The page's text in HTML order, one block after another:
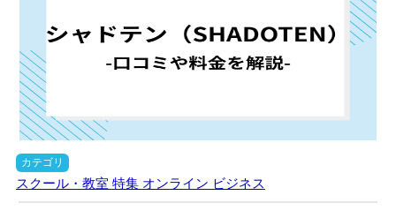
カテゴリ
スクール・教室 特集 オンライン ビジネス